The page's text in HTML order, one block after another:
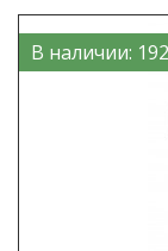
В наличии: